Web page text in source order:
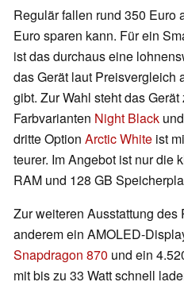
Regulär fallen rund 350 Euro
Euro sparen kann. Für ein
ist das durchaus eine
das Gerät laut Preisvergleich
gibt. Zur Wahl steht das
Farbvarianten Night Black und
dritte Option Arctic White ist
teurer. Im Angebot ist nur die
RAM und 128 GB
Zur weiteren Ausstattung des
anderem ein AMOLED-
Snapdragon 870 und ein
mit bis zu 33 Watt schnell